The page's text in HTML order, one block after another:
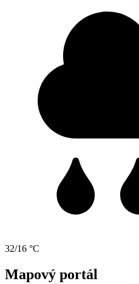
32/16 °C
Mapový portál